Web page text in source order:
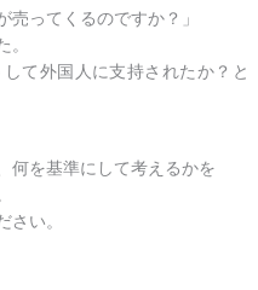
売ってくるのですか？」
。
て外国人に支持されたか？と
何を基準にして考えるかを
さい。